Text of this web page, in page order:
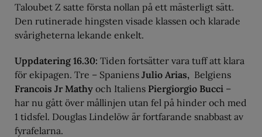
Taloubet Z satte första nollan på ett mästerligt sätt.
Den rutinerade hingsten visade klassen och klarade
svårigheterna lekande enkelt.
Uppdatering 16.30: Tiden fortsätter vara tuff att klara
för ekipagen. Tre – Spaniens Julio Arias, Belgiens
Francois Jr Mathy och Italiens Piergiorgio Bucci –
har nu gått över mållinjen utan fel på hinder och med
1 tidsfel. Douglas Lindelöw är fortfarande snabbast av
fyrafelarna.